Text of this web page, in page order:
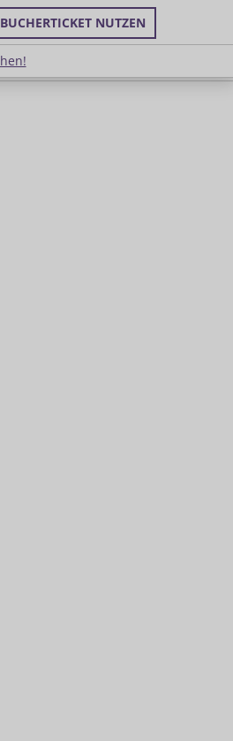
NUTZEN
Shop buchen!